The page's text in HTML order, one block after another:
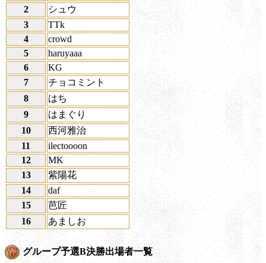
2
シュウ
3
TTk
4
crowd
5
haruyaaa
6
KG
7
チョコミント
8
はち
9
はまぐり
10
西河雅治
11
ilectoooon
12
MK
13
紫陽花
14
daf
15
芭匠
16
あましお
グループ予選B決勝出場者一覧